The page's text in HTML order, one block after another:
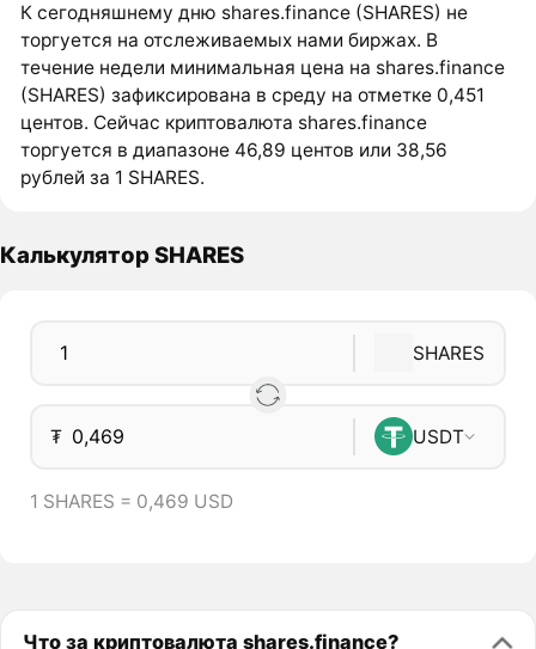
К сегодняшнему дню shares.finance (SHARES) не
торгуется на отслеживаемых нами биржах. В
течение недели минимальная цена на shares.finance
(SHARES) зафиксирована в среду на отметке 0,451
центов. Сейчас криптовалюта shares.finance
торгуется в диапазоне 46,89 центов или 38,56
рублей за 1 SHARES.
Калькулятор SHARES
SHARES
₮ USDT
1 SHARES = 0,469 USD
Что за криптовалюта shares.finance?